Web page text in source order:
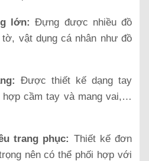
lớn: Đựng được nhiều đồ
vật dụng cá nhân như đồ
Được thiết kế dạng tay
hợp cầm tay và mang vai,…
trang phục: Thiết kế đơn
nên có thể phối hợp với